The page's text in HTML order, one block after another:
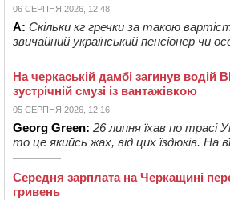
06 СЕРПНЯ 2026, 12:48
А: Скільки кг гречки за такою
звичайний український пенсіонер чи
На черкаській дамбі загинув водій
зустрічній смузі із вантажівкою
05 СЕРПНЯ 2026, 12:16
Georg Green: 26 липня їхав по трасі
то це якийсь жах, від цих їздюків. На
Середня зарплата на Черкащині
гривень